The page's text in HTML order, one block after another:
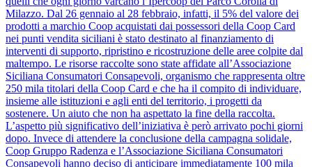
Milazzo. Dal 26 gennaio al 28 febbraio, infatti, il 5% del valore dei
prodotti a marchio Coop acquistati dai possessori della Coop Card
nei punti vendita siciliani è stato destinato al finanziamento di
interventi di supporto, ripristino e ricostruzione delle aree colpite dal
maltempo. Le risorse raccolte sono state affidate all’Associazione
Siciliana Consumatori Consapevoli, organismo che rappresenta oltre
250 mila titolari della Coop Card e che ha il compito di individuare,
insieme alle istituzioni e agli enti del territorio, i progetti da
sostenere. Un aiuto che non ha aspettato la fine della raccolta.
L’aspetto più significativo dell’iniziativa è però arrivato pochi giorni
dopo. Invece di attendere la conclusione della campagna solidale,
Coop Gruppo Radenza e l’Associazione Siciliana Consumatori
Consapevoli hanno deciso di anticipare immediatamente 100 mila